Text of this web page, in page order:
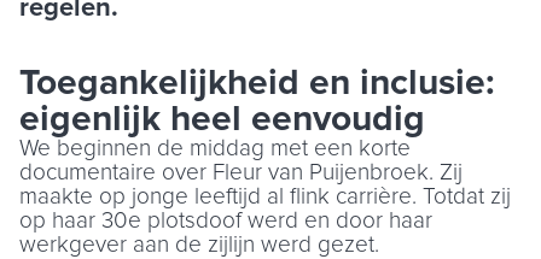
regelen.
Toegankelijkheid en inclusie:
eigenlijk heel eenvoudig
We beginnen de middag met een korte
documentaire over Fleur van Puijenbroek. Zij
maakte op jonge leeftijd al flink carrière. Totdat zij
op haar 30e plotsdoof werd en door haar
werkgever aan de zijlijn werd gezet.